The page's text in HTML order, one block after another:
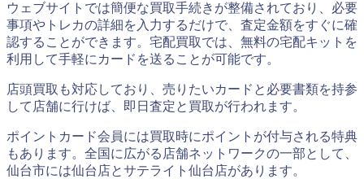
ウェブサイトでは簡便な買取手続きが整備されており、必要
事項やトレカの詳細を入力するだけで、査定金額をすぐに確
認することができます。宅配買取では、無料の宅配キットを
利用して手軽にカードを送ることが可能です。
店頭買取も対応しており、売りたいカードと必要書類を持参
して店舗に行けば、即日査定と買取が行われます。
ポイントカード会員には買取時にポイントが付与される特典
もあります。全国に広がる店舗ネットワークの一部として、
仙台市には仙台店とサテライト仙台店があります。